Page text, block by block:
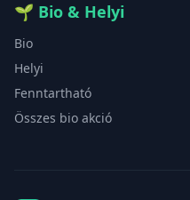
🌱 Bio & Helyi
Bio
Helyi
Fenntartható
Összes bio akció